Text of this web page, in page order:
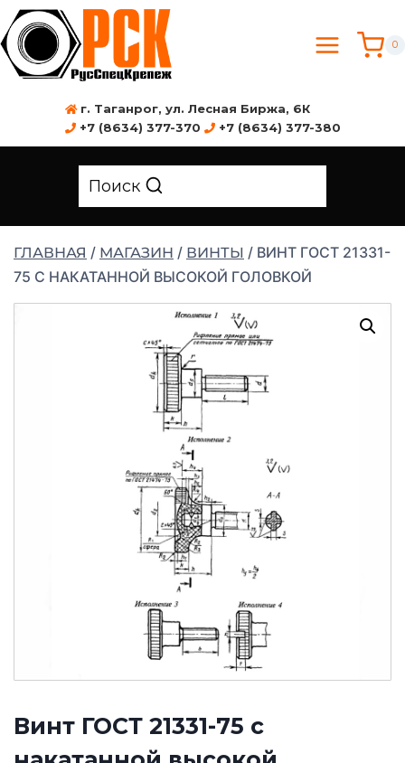
0
г. Таганрог, ул. Лесная Биржа, 6К
+7 (8634) 377-370
+7 (8634) 377-380
Поиск
ГЛАВНАЯ / МАГАЗИН / ВИНТЫ / ВИНТ ГОСТ 21331-
75 С НАКАТАННОЙ ВЫСОКОЙ ГОЛОВКОЙ
Винт ГОСТ 21331-75 с